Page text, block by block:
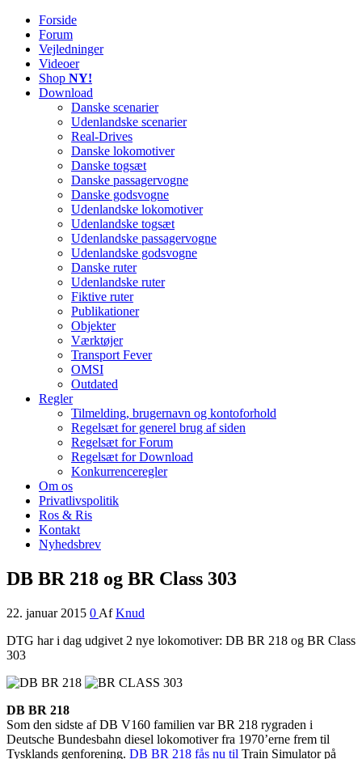
Railworks Danmark
Det danske site om Train Simulator Classic
Forside
Forum
Vejledninger
Videoer
Shop NY!
Download
Danske scenarier
Udenlandske scenarier
Real-Drives
Danske lokomotiver
Danske togsæt
Danske passagervogne
Danske godsvogne
Udenlandske lokomotiver
Udenlandske togsæt
Udenlandske passagervogne
Udenlandske godsvogne
Danske ruter
Udenlandske ruter
Fiktive ruter
Publikationer
Objekter
Værktøjer
Transport Fever
OMSI
Outdated
Regler
Tilmelding, brugernavn og kontoforhold
Regelsæt for generel brug af siden
Regelsæt for Forum
Regelsæt for Download
Konkurrenceregler
Om os
Privatlivspolitik
Ros & Ris
Kontakt
Nyhedsbrev
DB BR 218 og BR Class 303
22. januar 2015 0 Af Knud
DTG har i dag udgivet 2 nye lokomotiver: DB BR 218 og BR Class
303
DB BR 218
Som den sidste afDB V160 familien var BR 218 rygraden i
Deutsche Bundesbahn diesel lokomotiverfra 1970’erne frem til
Tysklands genforening. DB BR 218 fås nu til Train Simulator på